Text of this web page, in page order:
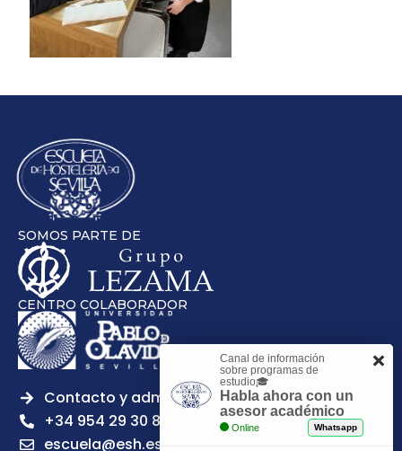
SOMOS PARTE DE
CENTRO COLABORADOR
Contacto y admisiones
+34 954 29 30 81
escuela@esh.es
Canal de información
sobre programas de
estudio🎓
Habla ahora con un
asesor académico
Online Whatsapp